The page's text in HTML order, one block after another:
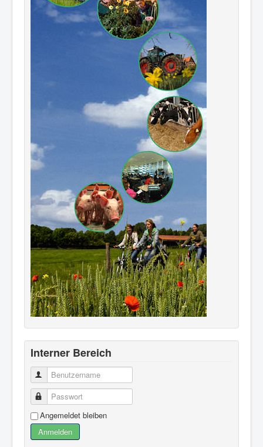
Interner Bereich
Benutzername
Passwort
Angemeldet bleiben
Anmelden